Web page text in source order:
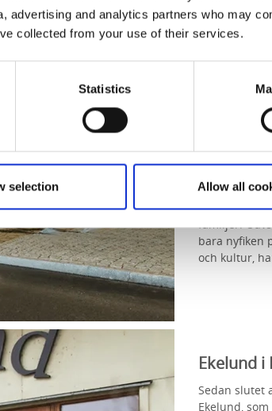
advertising and analytics partners who may
collected from your use of their services.
Statistics
selection Allow all
World of
World of Volvo
Volvo får liv
möts. Här
visioner
spännande
fokus på
än bara ett
inspirerar
Göteborg,
restaurang,
familjer.
bara nyfiken
och kultur,
Ekelund i
Sedan slutet
Ekelund,